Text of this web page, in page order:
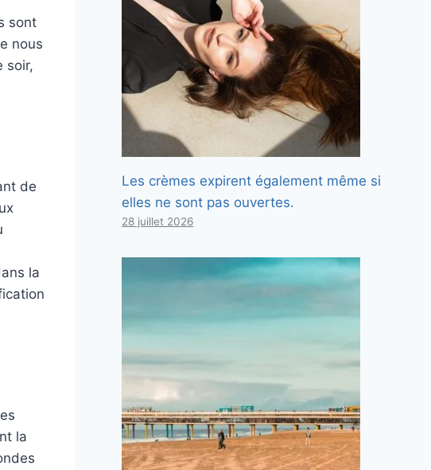
sont
nous
soir,
de
la
la
Les crèmes expirent également même si
elles ne sont pas ouvertes.
28 juillet 2026